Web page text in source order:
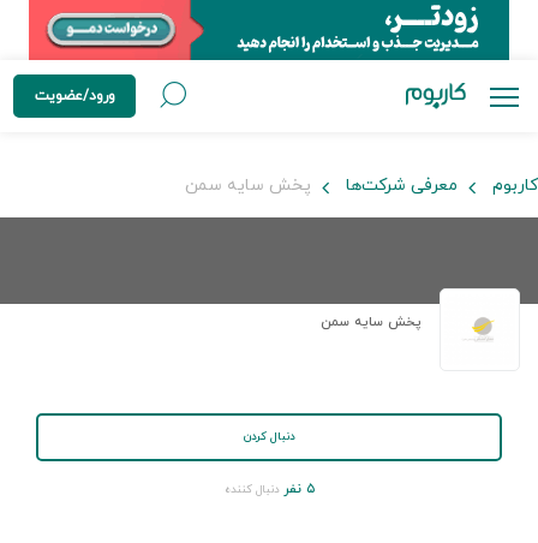
ورود/عضویت
کاربوم معرفی شرکت‌ها پخش سایه سمن
پخش سایه سمن
دنبال کردن
۵ نفر دنبال کننده